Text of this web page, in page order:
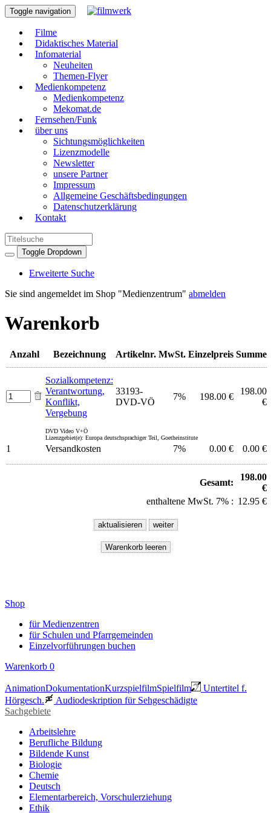
Toggle navigation
Filme
Didaktisches Material
Infomaterial
Neuheiten
Themen-Flyer
Medienkompetenz
Medienkompetenz
Mekomat.de
Fernsehen/Funk
über uns
Sichtungsmöglichkeiten
Lizenzmodelle
Newsletter
unsere Partner
Impressum
Allgemeine Geschäftsbedingungen
Datenschutzerklärung
Kontakt
Toggle Dropdown
Erweiterte Suche
Sie sind angemeldet im Shop "Medienzentrum" abmelden
Warenkorb
Anzahl Bezeichnung Artikelnr. MwSt. Einzelpreis Summe
Sozialkompetenz:
Verantwortung,
Konflikt,
Vergebung
33193-
DVD-VÖ
7% 198.00 €
198.00
€
DVD Video V+Ö
Lizenzgebiet(e): Europa deutschsprachiger Teil, Goetheinstitute
1 Versandkosten 7% 0.00 € 0.00 €
Gesamt:
198.00
€
enthaltene MwSt. 7% : 12.95 €
Shop
für Medienzentren
für Schulen und Pfarrgemeinden
Einzelvorführungen buchen
Warenkorb 0
AnimationDokumentationKurzspielfilmSpielfilm
Untertitel f.
Hörgesch.
Audiodeskription für Sehgeschädigte
Sachgebiete
Arbeitslehre
Berufliche Bildung
Bildende Kunst
Biologie
Chemie
Deutsch
Elementarbereich, Vorschulerziehung
Ethik